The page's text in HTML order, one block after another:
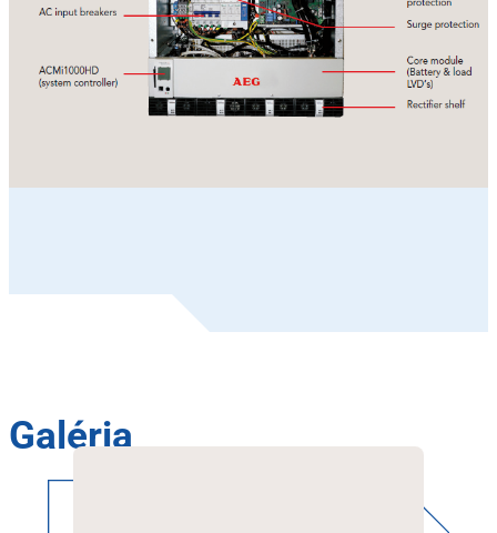
Galéria